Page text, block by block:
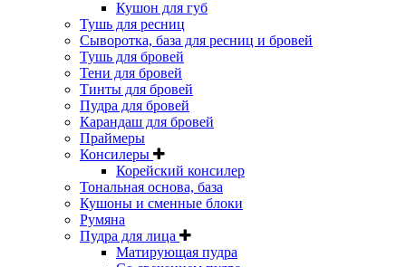
Кушон для губ
Тушь для ресниц
Сыворотка, база для ресниц и бровей
Тушь для бровей
Тени для бровей
Тинты для бровей
Пудра для бровей
Карандаш для бровей
Праймеры
Консилеры
Корейский консилер
Тональная основа, база
Кушоны и сменные блоки
Румяна
Пудра для лица
Матирующая пудра